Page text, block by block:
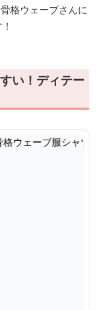
格ウェーブさんに
い！ディテー